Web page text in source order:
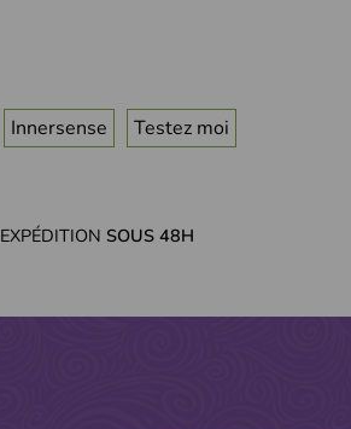
Innersense Testez moi
EXPÉDITION SOUS 48H